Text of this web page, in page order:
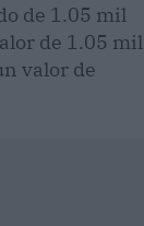
de 1.05 mil
de 1.05 mil
valor de